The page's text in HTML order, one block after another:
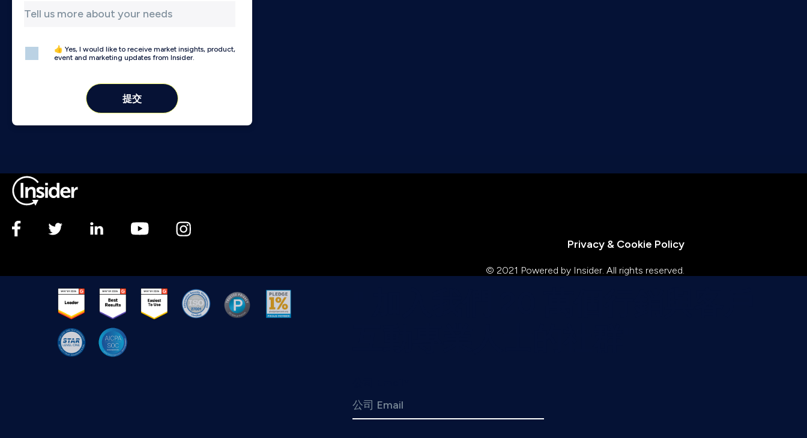
👍 Yes, I would like to receive market insights, product,
event and marketing updates from Insider.
Privacy & Cookie Policy
© 2021 Powered by Insider. All rights reserved.